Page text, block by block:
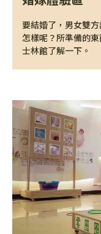
要結婚了，男女雙
怎樣呢？所準備的
士林館了解一下。